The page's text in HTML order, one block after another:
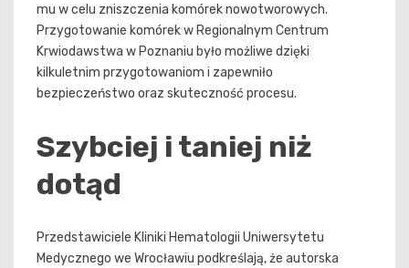
mu w celu zniszczenia komórek nowotworowych.
Przygotowanie komórek w Regionalnym Centrum
Krwiodawstwa w Poznaniu było możliwe dzięki
kilkuletnim przygotowaniom i zapewniło
bezpieczeństwo oraz skuteczność procesu.
Szybciej i taniej niż
dotąd
Przedstawiciele Kliniki Hematologii Uniwersytetu
Medycznego we Wrocławiu podkreślają, że autorska